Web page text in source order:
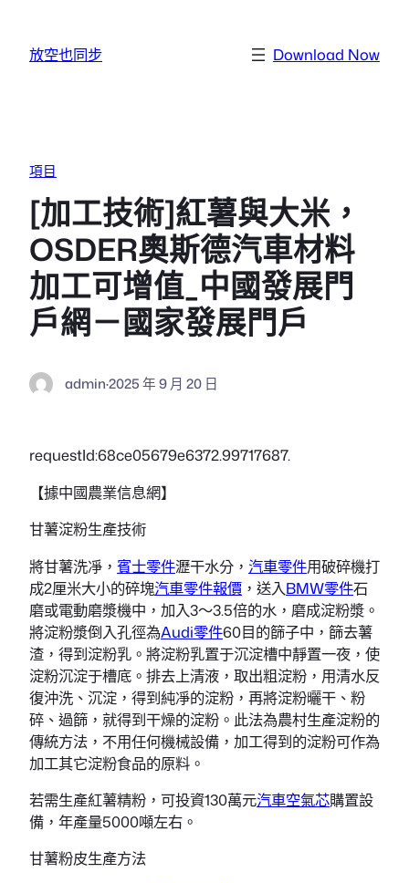
放空也同步 Download Now
項目
[加工技術]紅薯與大米，
OSDER奧斯德汽車材料
加工可增值_中國發展門
戶網－國家發展門戶
admin·2025 年 9 月 20 日
requestId:68ce05679e6372.99717687.
【據中國農業信息網】
甘薯淀粉生產技術
將甘薯洗凈， 賓士零件瀝干水分， 汽車零件用破碎機打
成2厘米大小的碎塊汽車零件報價 ，送入BMW零件石
磨或電動磨漿機中，加入3～3.5倍的水，磨成淀粉漿。
將淀粉漿倒入孔徑為Audi零件60目的篩子中，篩去薯
渣，得到淀粉乳。將淀粉乳置于沉淀槽中靜置一夜，使
淀粉沉淀于槽底。排去上清液，取出粗淀粉，用清水反
復沖洗、沉淀，得到純凈的淀粉，再將淀粉曬干、粉
碎、過篩，就得到干燥的淀粉。此法為農村生產淀粉的
傳統方法，不用任何機械設備，加工得到的淀粉可作為
加工其它淀粉食品的原料。
若需生產紅薯精粉，可投資130萬元汽車空氣芯購置設
備，年產量5000噸左右。
甘薯粉皮生產方法